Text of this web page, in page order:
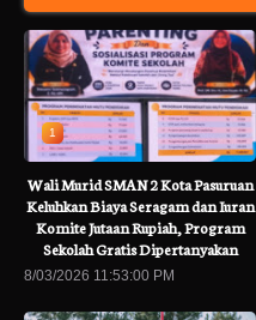
1
Wali Murid SMAN 2 Kota Pasuruan
Keluhkan Biaya Seragam dan Iuran
Komite Jutaan Rupiah, Program
Sekolah Gratis Dipertanyakan
8/03/2026 11:53:00 PM